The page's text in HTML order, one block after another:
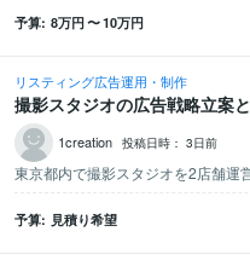
予算 8万円〜10万円
リスティング広告運用・制作
撮影スタジオの広告戦略立案
1creation 投稿日時： 3日前
予算 見積り希望